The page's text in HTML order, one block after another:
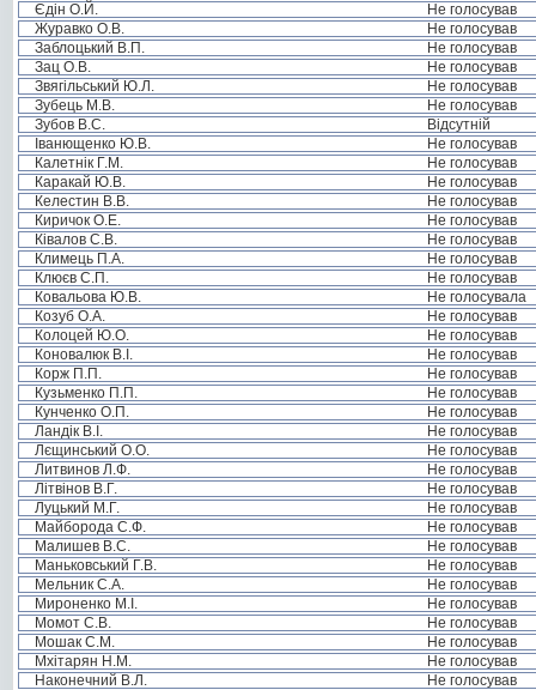
Єдін О.Й.
Не голосував
Журавко О.В.
Не голосував
Заблоцький В.П.
Не голосував
Зац О.В.
Не голосував
Звягільський Ю.Л.
Не голосував
Зубець М.В.
Не голосував
Зубов В.С.
Відсутній
Іванющенко Ю.В.
Не голосував
Калетнік Г.М.
Не голосував
Каракай Ю.В.
Не голосував
Келестин В.В.
Не голосував
Киричок О.Е.
Не голосував
Ківалов С.В.
Не голосував
Климець П.А.
Не голосував
Клюєв С.П.
Не голосував
Ковальова Ю.В.
Не голосувала
Козуб О.А.
Не голосував
Колоцей Ю.О.
Не голосував
Коновалюк В.І.
Не голосував
Корж П.П.
Не голосував
Кузьменко П.П.
Не голосував
Кунченко О.П.
Не голосував
Ландік В.І.
Не голосував
Лєщинський О.О.
Не голосував
Литвинов Л.Ф.
Не голосував
Літвінов В.Г.
Не голосував
Луцький М.Г.
Не голосував
Майборода С.Ф.
Не голосував
Малишев В.С.
Не голосував
Маньковський Г.В.
Не голосував
Мельник С.А.
Не голосував
Мироненко М.І.
Не голосував
Момот С.В.
Не голосував
Мошак С.М.
Не голосував
Мхітарян Н.М.
Не голосував
Наконечний В.Л.
Не голосував